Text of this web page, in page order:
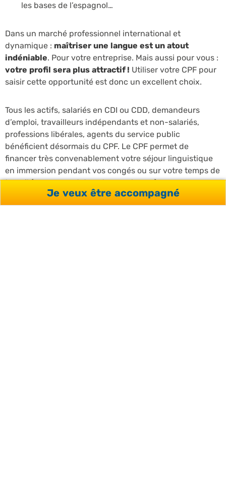
les bases de l’espagnol…
Dans un marché professionnel international et
dynamique : maîtriser une langue est un atout
indéniable. Pour votre entreprise. Mais aussi pour vous :
votre profil sera plus attractif ! Utiliser votre CPF pour
saisir cette opportunité est donc un excellent choix.
Tous les actifs, salariés en CDI ou CDD, demandeurs
d’emploi, travailleurs indépendants et non-salariés,
professions libérales, agents du service public
bénéficient désormais du CPF. Le CPF permet de
financer très convenablement votre séjour linguistique
en immersion pendant vos congés ou sur votre temps de
travail (avec accord de votre employeur).
Je veux être accompagné